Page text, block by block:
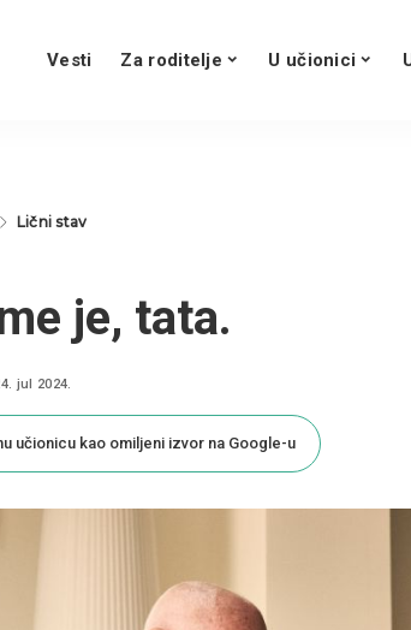
Vesti Za roditelje U učionici
Lični stav
je, tata.
jul 2024.
učionicu kao omiljeni izvor na Google-u